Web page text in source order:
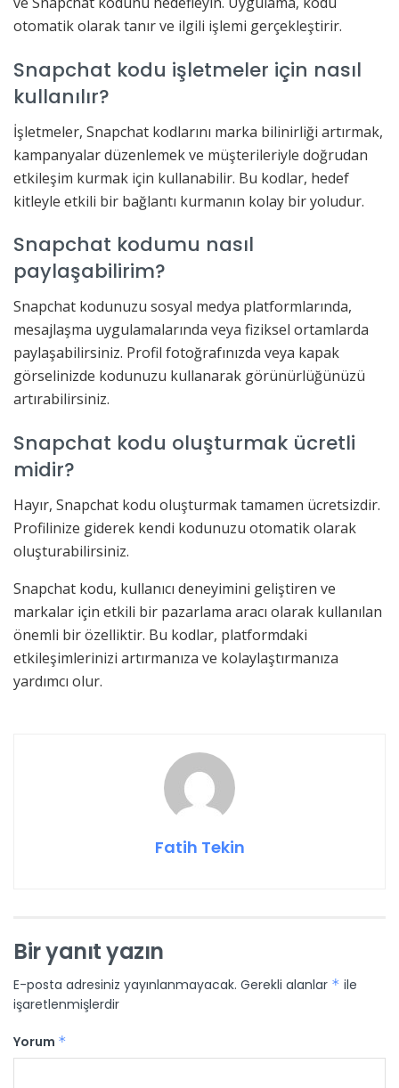
otomatik olarak tanır ve ilgili işlemi gerçekleştirir.
Snapchat kodu işletmeler için nasıl
kullanılır?
İşletmeler, Snapchat kodlarını marka bilinirliği artırmak,
kampanyalar düzenlemek ve müşterileriyle doğrudan
etkileşim kurmak için kullanabilir. Bu kodlar, hedef
kitleyle etkili bir bağlantı kurmanın kolay bir yoludur.
Snapchat kodumu nasıl
paylaşabilirim?
Snapchat kodunuzu sosyal medya platformlarında,
mesajlaşma uygulamalarında veya fiziksel ortamlarda
paylaşabilirsiniz. Profil fotoğrafınızda veya kapak
görselinizde kodunuzu kullanarak görünürlüğünüzü
artırabilirsiniz.
Snapchat kodu oluşturmak ücretli
midir?
Hayır, Snapchat kodu oluşturmak tamamen ücretsizdir.
Profilinize giderek kendi kodunuzu otomatik olarak
oluşturabilirsiniz.
Snapchat kodu, kullanıcı deneyimini geliştiren ve
markalar için etkili bir pazarlama aracı olarak kullanılan
önemli bir özelliktir. Bu kodlar, platformdaki
etkileşimlerinizi artırmanıza ve kolaylaştırmanıza
yardımcı olur.
Fatih Tekin
Bir yanıt yazın
E-posta adresiniz yayınlanmayacak. Gerekli alanlar * ile
işaretlenmişlerdir
Yorum *